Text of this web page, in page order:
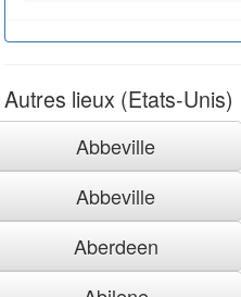
Autres lieux (Etats-Unis)
Abbeville
Abbeville
Aberdeen